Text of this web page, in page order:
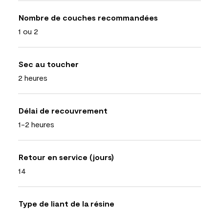
Nombre de couches recommandées
1 ou 2
Sec au toucher
2 heures
Délai de recouvrement
1-2 heures
Retour en service (jours)
14
Type de liant de la résine